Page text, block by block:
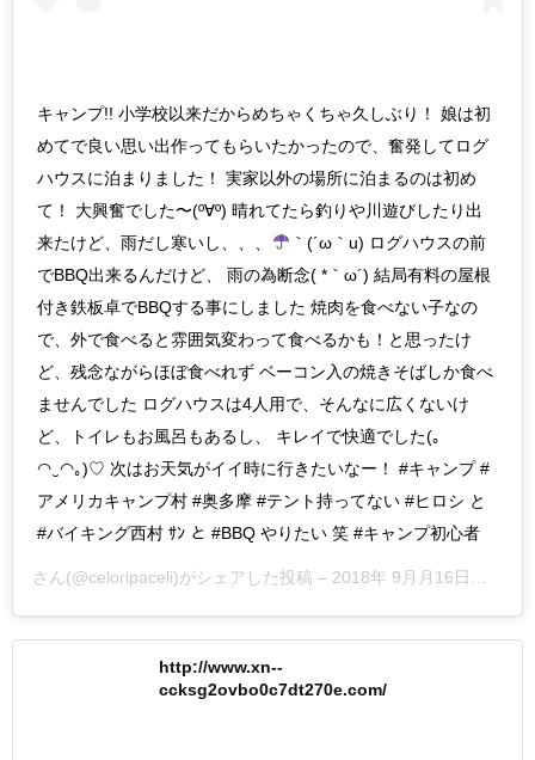
キャンプ!! 小学校以来だからめちゃくちゃ久しぶり！ 娘は初
めてで良い思い出作ってもらいたかったので、奮発してログ
ハウスに泊まりました！ 実家以外の場所に泊まるのは初め
て！ 大興奮でした〜(º∀º) 晴れてたら釣りや川遊びしたり出
来たけど、雨だし寒いし、、、
｀(´ω｀u) ログハウスの前
でBBQ出来るんだけど、 雨の為断念( *｀ω´) 結局有料の屋根
付き鉄板卓でBBQする事にしました 焼肉を食べない子なの
で、外で食べると雰囲気変わって食べるかも！と思ったけ
ど、残念ながらほぼ食べれず ベーコン入の焼きそばしか食べ
ませんでした ログハウスは4人用で、そんなに広くないけ
ど、トイレもお風呂もあるし、 キレイで快適でした(｡
◠‿◠｡)♡ 次はお天気がイイ時に行きたいなー！ #キャンプ #
アメリカキャンプ村 #奥多摩 #テント持ってない #ヒロシ と
#バイキング西村 ｻﾝ と #BBQ やりたい 笑 #キャンプ初心者
さん(@celoripaceli)がシェアした投稿 – 2018年 9月月16日午前9時18分PDT
http://www.xn--
ccksg2ovbo0c7dt270e.com/